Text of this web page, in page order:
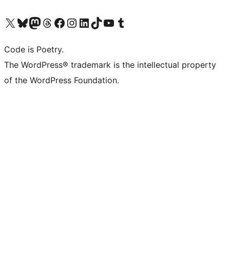
Bezoek ons X (voorheen Twitter) account
Bezoek onze Bluesky account
Bezoek ons Mastodon account
Bezoek onze Threads account
Onze Facebookpagina bezoeken
Bezoek onze Instagram account
Bezoek onze LinkedIn account
Bezoek onze TikTok account
Bezoek ons YouTube kanaalBezoek onze Tumblr account
Code is Poetry.
The WordPress® trademark is the intellectual property
of the WordPress Foundation.